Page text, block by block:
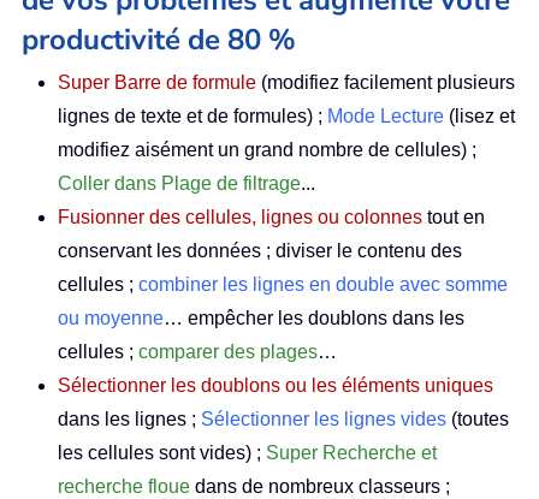
productivité de 80 %
Super Barre de formule (modifiez facilement plusieurs
lignes de texte et de formules) ; Mode Lecture (lisez et
modifiez aisément un grand nombre de cellules) ;
Coller dans Plage de filtrage...
Fusionner des cellules, lignes ou colonnes tout en
conservant les données ; diviser le contenu des
cellules ; combiner les lignes en double avec somme
ou moyenne… empêcher les doublons dans les
cellules ; comparer des plages…
Sélectionner les doublons ou les éléments uniques
dans les lignes ; Sélectionner les lignes vides (toutes
les cellules sont vides) ; Super Recherche et
recherche floue dans de nombreux classeurs ;